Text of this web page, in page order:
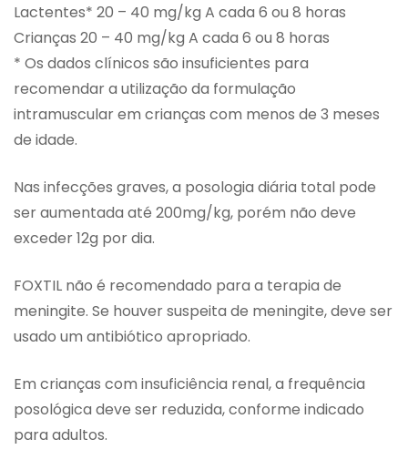
Lactentes* 20 – 40 mg/kg A cada 6 ou 8 horas
Crianças 20 – 40 mg/kg A cada 6 ou 8 horas
* Os dados clínicos são insuficientes para
recomendar a utilização da formulação
intramuscular em crianças com menos de 3 meses
de idade.
Nas infecções graves, a posologia diária total pode
ser aumentada até 200mg/kg, porém não deve
exceder 12g por dia.
FOXTIL não é recomendado para a terapia de
meningite. Se houver suspeita de meningite, deve ser
usado um antibiótico apropriado.
Em crianças com insuficiência renal, a frequência
posológica deve ser reduzida, conforme indicado
para adultos.